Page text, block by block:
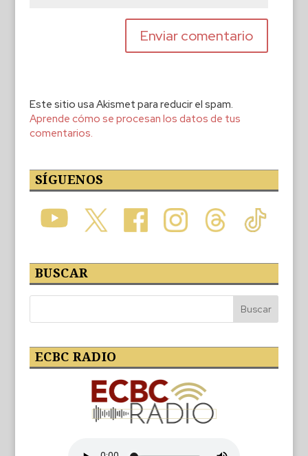
Este sitio usa Akismet para reducir el spam.
Aprende cómo se procesan los datos de tus
comentarios.
SÍGUENOS
BUSCAR
ECBC RADIO